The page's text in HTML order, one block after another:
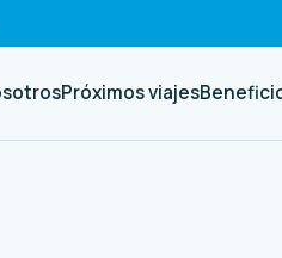
Próximos viajes